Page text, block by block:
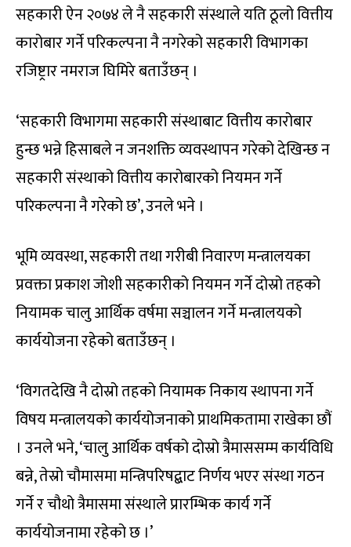
सहकारी ऐन २०७४ ले नै सहकारी संस्थाले यति ठूलो वित्तीय
कारोबार गर्ने परिकल्पना नै नगरेको सहकारी विभागका
रजिष्ट्रार नमराज घिमिरे बताउँछन् ।
‘सहकारी विभागमा सहकारी संस्थाबाट वित्तीय कारोबार
हुन्छ भन्ने हिसाबले न जनशक्ति व्यवस्थापन गरेको देखिन्छ न
सहकारी संस्थाको वित्तीय कारोबारको नियमन गर्ने
परिकल्पना नै गरेको छ’, उनले भने ।
भूमि व्यवस्था, सहकारी तथा गरीबी निवारण मन्त्रालयका
प्रवक्ता प्रकाश जोशी सहकारीको नियमन गर्ने दोस्रो तहको
नियामक चालु आर्थिक वर्षमा सञ्चालन गर्ने मन्त्रालयको
कार्ययोजना रहेको बताउँछन् ।
‘विगतदेखि नै दोस्रो तहको नियामक निकाय स्थापना गर्ने
विषय मन्त्रालयको कार्ययोजनाको प्राथमिकतामा राखेका छौं
। उनले भने, ‘चालु आर्थिक वर्षको दोस्रो त्रैमाससम्म कार्यविधि
बन्ने, तेस्रो चौमासमा मन्त्रिपरिषद्बाट निर्णय भएर संस्था गठन
गर्ने र चौथो त्रैमासमा संस्थाले प्रारम्भिक कार्य गर्ने
कार्ययोजनामा रहेको छ ।’